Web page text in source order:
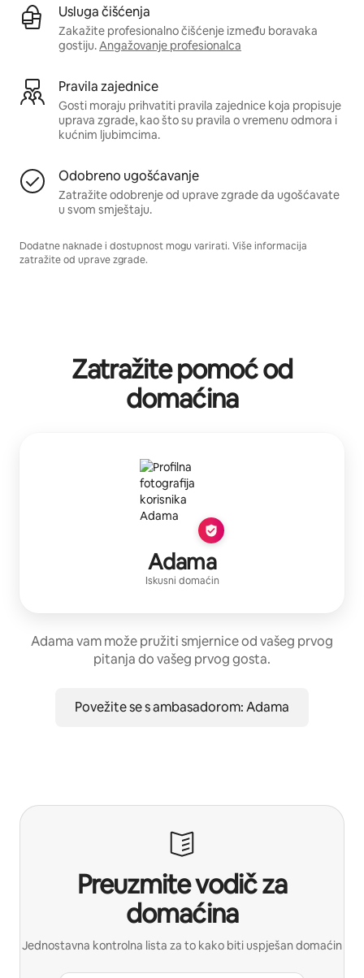
Usluga čišćenja
Zakažite profesionalno čišćenje između boravaka
gostiju.Angažovanje profesionalca
Pravila zajednice
Gosti moraju prihvatiti pravila zajednice koja propisuje
uprava zgrade, kao što su pravila o vremenu odmora i
kućnim ljubimcima.
Odobreno ugošćavanje
Zatražite odobrenje od uprave zgrade da ugošćavate
u svom smještaju.
Dodatne naknade i dostupnost mogu varirati. Više informacija
zatražite od uprave zgrade.
Zatražite pomoć od
domaćina
Adama
Iskusni domaćin
Adama vam može pružiti smjernice od vašeg prvog
pitanja do vašeg prvog gosta.
Povežite se s ambasadorom: Adama
Preuzmite vodič za
domaćina
Jednostavna kontrolna lista za to kako biti uspješan domaćin